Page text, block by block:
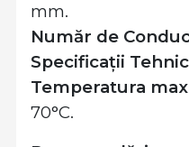
mm.
Număr de
Specificații
Temperatura
70°C.